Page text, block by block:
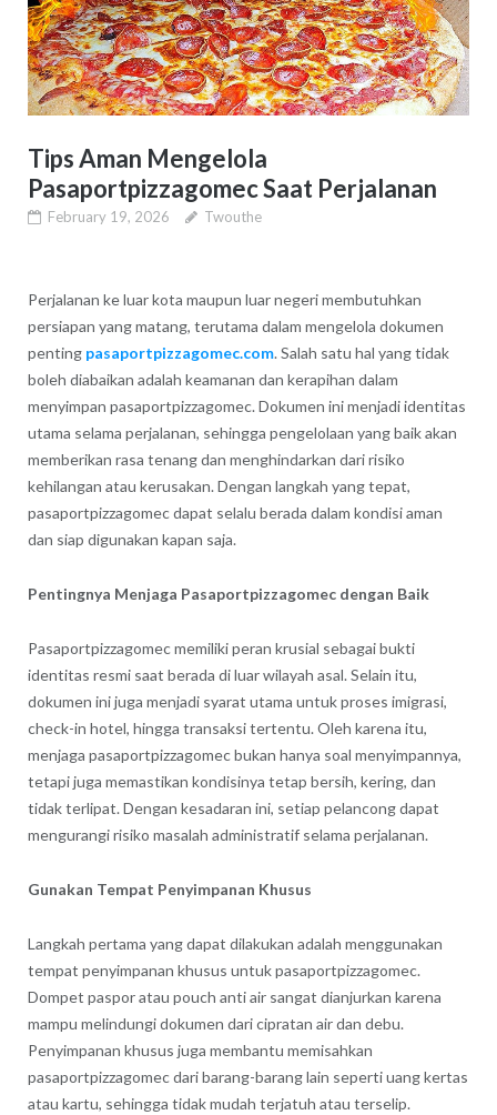
Tips Aman Mengelola
Pasaportpizzagomec Saat Perjalanan
February 19, 2026 Twouthe
Perjalanan ke luar kota maupun luar negeri membutuhkan
persiapan yang matang, terutama dalam mengelola dokumen
penting pasaportpizzagomec.com. Salah satu hal yang tidak
boleh diabaikan adalah keamanan dan kerapihan dalam
menyimpan pasaportpizzagomec. Dokumen ini menjadi identitas
utama selama perjalanan, sehingga pengelolaan yang baik akan
memberikan rasa tenang dan menghindarkan dari risiko
kehilangan atau kerusakan. Dengan langkah yang tepat,
pasaportpizzagomec dapat selalu berada dalam kondisi aman
dan siap digunakan kapan saja.
Pentingnya Menjaga Pasaportpizzagomec dengan Baik
Pasaportpizzagomec memiliki peran krusial sebagai bukti
identitas resmi saat berada di luar wilayah asal. Selain itu,
dokumen ini juga menjadi syarat utama untuk proses imigrasi,
check-in hotel, hingga transaksi tertentu. Oleh karena itu,
menjaga pasaportpizzagomec bukan hanya soal menyimpannya,
tetapi juga memastikan kondisinya tetap bersih, kering, dan
tidak terlipat. Dengan kesadaran ini, setiap pelancong dapat
mengurangi risiko masalah administratif selama perjalanan.
Gunakan Tempat Penyimpanan Khusus
Langkah pertama yang dapat dilakukan adalah menggunakan
tempat penyimpanan khusus untuk pasaportpizzagomec.
Dompet paspor atau pouch anti air sangat dianjurkan karena
mampu melindungi dokumen dari cipratan air dan debu.
Penyimpanan khusus juga membantu memisahkan
pasaportpizzagomec dari barang-barang lain seperti uang kertas
atau kartu, sehingga tidak mudah terjatuh atau terselip.